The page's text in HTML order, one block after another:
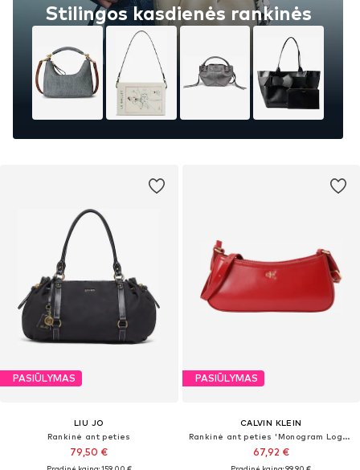
PASIŪLYMAS
LIU JO
Rankinė ant peties
79,50 €
Stilingos kasdienės rankinės
PASIŪLYMAS
CALVIN KLEIN
Rankinė ant peties 'Monogram Logo Plaque Shoulder'
67,92 €